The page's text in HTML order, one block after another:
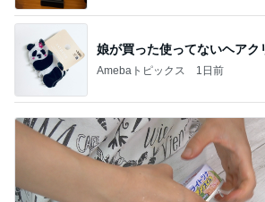
娘が買った使ってないヘアク
Amebaトピックス 1日前